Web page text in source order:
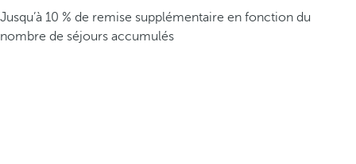
Jusqu’à 10 % de remise supplémentaire en fonction du
nombre de séjours accumulés